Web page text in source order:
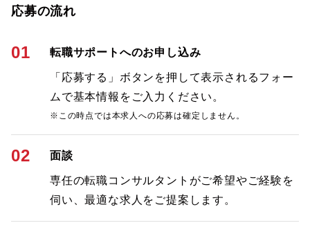
応募の流れ
01 転職サポートへのお申し込み
「応募する」ボタンを押して表示されるフォー
ムで基本情報をご入力ください。
※この時点では本求人への応募は確定しません。
02 面談
専任の転職コンサルタントがご希望やご経験を
伺い、最適な求人をご提案します。